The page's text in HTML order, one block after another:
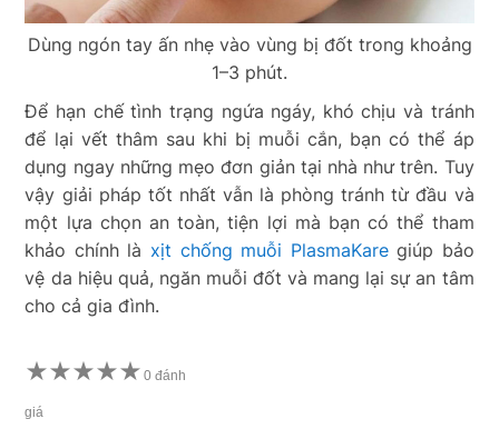
Dùng ngón tay ấn nhẹ vào vùng bị đốt trong khoảng
1–3 phút.
Để hạn chế tình trạng ngứa ngáy, khó chịu và tránh
để lại vết thâm sau khi bị muỗi cắn, bạn có thể áp
dụng ngay những mẹo đơn giản tại nhà như trên. Tuy
vậy giải pháp tốt nhất vẫn là phòng tránh từ đầu và
một lựa chọn an toàn, tiện lợi mà bạn có thể tham
khảo chính là xịt chống muỗi PlasmaKaregiúp bảo
vệ da hiệu quả, ngăn muỗi đốt và mang lại sự an tâm
cho cả gia đình.
★★★★★ 0 đánh
giá